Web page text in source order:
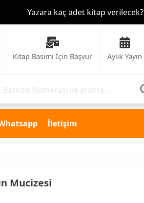
Yazara kaç adet kitap verilecek?
Kitap Basımı İçin Başvur Aylık Yayın
İletişim
Mucizesi